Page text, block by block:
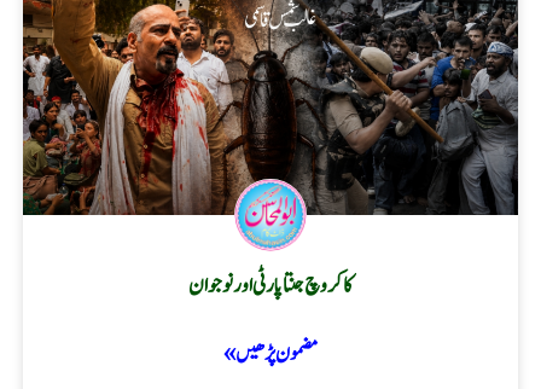
کاکروچ جنتا پارٹی اور نوجوان
مضمون پڑھیں »